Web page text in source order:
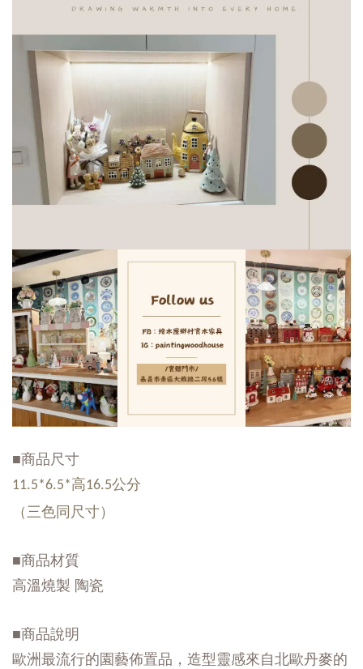
■商品尺寸
11.5*6.5*高16.5公分
（三色同尺寸）
■商品材質
高溫燒製 陶瓷
■商品說明
歐洲最流行的園藝佈置品，造型靈感來自北歐丹麥的